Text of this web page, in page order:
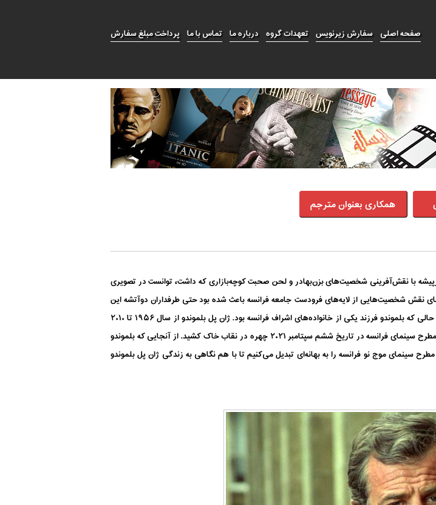
پرداخت مبلغ سفارش تماس با ما درباره ما تعهدات گروه سفارش زیرنویس صفحه اصلی
همکاری بعنوان مترجم
با نقش‌آفرینی شخصیت‌های بزن‌‌بهادر و لحن صحبت کوچه‌بازاری که داشت، توانست در تصویری
نقش شخصیت‌هایی از لایه‌های فرودست جامعه فرانسه باعث شده بود حتی طرفداران دوآتشه این
بازیگر نیز فکر کنند که بلموندو در محله‌های فقیرنشین فرانسه بزرگ شده است. در حالی که بلموندو فرزند یکی از خانواده‌های اشراف فرانسه بود. ژان پل بلموندو از سال ۱۹۵۶ تا ۲۰۱۰
چشمگیری در پرده نقره‌ای داشت و در ده‌ها فیلم درجه‌یک بازی کرد. این هنرپیشه مطرح سینمای فرانسه در تاریخ ششم سپتامبر ۲۰۲۱ چهره در نقاب خاک کشید. از آنجایی که بلموندو
سینمای موج نو فرانسه را به بهانه‌ای تبدیل می‌کنیم تا با هم نگاهی به زندگی ژان پل بلموندو